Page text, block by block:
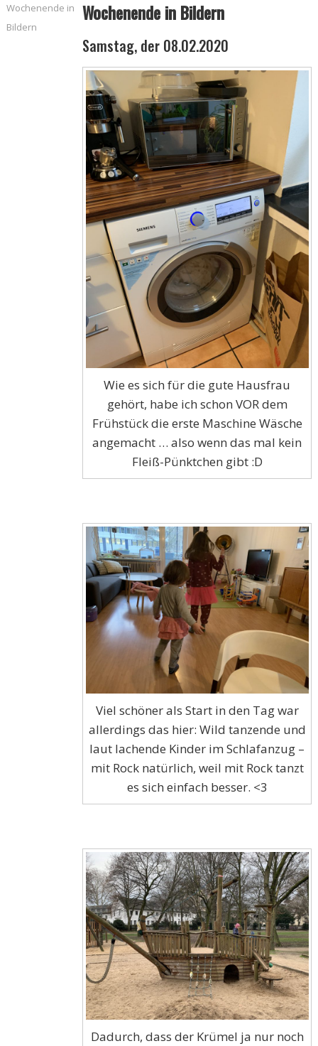
Wochenende in Bildern
Samstag, der 08.02.2020
Wie es sich für die gute Hausfrau
gehört, habe ich schon VOR dem
Frühstück die erste Maschine Wäsche
angemacht … also wenn das mal kein
Fleiß-Pünktchen gibt :D
Viel schöner als Start in den Tag war
allerdings das hier: Wild tanzende und
laut lachende Kinder im Schlafanzug –
mit Rock natürlich, weil mit Rock tanzt
es sich einfach besser. <3
Dadurch, dass der Krümel ja nur noch
Wochenende in
Bildern